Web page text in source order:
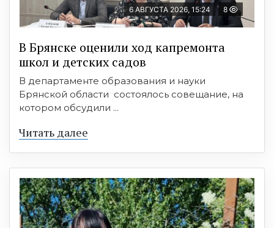
6 АВГУСТА 2026, 15:24 8
В Брянске оценили ход капремонта
школ и детских садов
В департаменте образования и науки
Брянской области состоялось совещание, на
котором обсудили ...
Читать далее